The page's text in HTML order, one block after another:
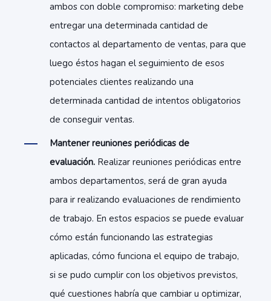
ambos con doble compromiso: marketing debe
entregar una determinada cantidad de
contactos al departamento de ventas, para que
luego éstos hagan el seguimiento de esos
potenciales clientes realizando una
determinada cantidad de intentos obligatorios
de conseguir ventas.
Mantener reuniones periódicas de
evaluación. Realizar reuniones periódicas entre
ambos departamentos, será de gran ayuda
para ir realizando evaluaciones de rendimiento
de trabajo. En estos espacios se puede evaluar
cómo están funcionando las estrategias
aplicadas, cómo funciona el equipo de trabajo,
si se pudo cumplir con los objetivos previstos,
qué cuestiones habría que cambiar u optimizar,